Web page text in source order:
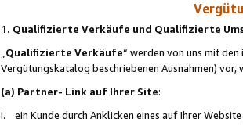
1. Qualifizierte Verkäufe und Qualifizierte
Qualifizierte Verkäufe“ werden von uns mit
Vergütungskatalog beschriebenen Ausnahmen) vor,
(a) Partner- Link auf Ihrer Site:
i. ein Kunde durch Anklicken eines auf Ihrer